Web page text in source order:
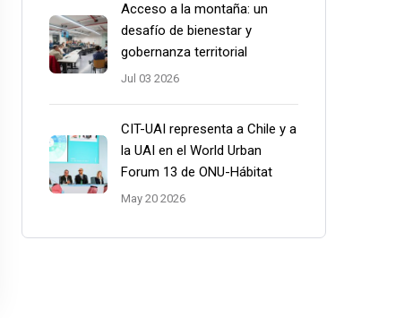
Acceso a la montaña: un
desafío de bienestar y
gobernanza territorial
Jul 03 2026
CIT-UAI representa a Chile y a
la UAI en el World Urban
Forum 13 de ONU-Hábitat
May 20 2026